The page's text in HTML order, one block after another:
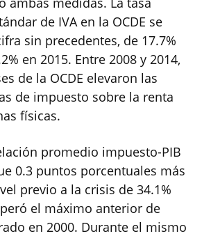
de IVA en la OCDE se
sin precedentes, de 17.7%
en 2015. Entre 2008 y 2014,
de la OCDE elevaron las
de impuesto sobre la renta
físicas.
promedio impuesto-PIB
0.3 puntos porcentuales más
previo a la crisis de 34.1%
el máximo anterior de
en 2000. Durante el mismo